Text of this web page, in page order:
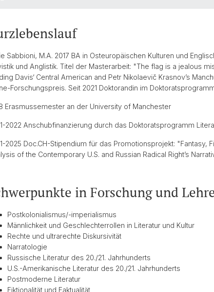
and On-Screen
Sabbioni, M.A. 2017 BA in Osteuropäischen Kulturen und
und Anglistik. Titel der Masterarbeit: "The flag is a jealous
Davis‘ Central American and Petr Nikolaevič Krasnov’s
Forschungspreis. Seit 2021 Doktorandin im
Erasmussemester an der University of Manchester
2022 Anschubfinanzierung durch das Doktoratsprogramm
2025 Doc.CH-Stipendium für das Promotionsprojekt:
of the Contemporary U.S. and Russian Radical Right’s
in Forschung und
Postkolonialismus/-imperialismus
Männlichkeit und Geschlechterrollen in Literatur und Kultur
Rechte und ultrarechte Diskursivität
Narratologie
Russische Literatur des 20./21. Jahrhunderts
U.S.-Amerikanische Literatur des 20./21. Jahrhunderts
Postmoderne Literatur
Fiktionalität und Faktualität